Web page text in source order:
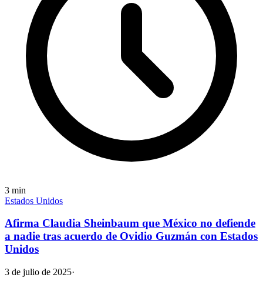
3 min
Estados Unidos
Afirma Claudia Sheinbaum que México no defiende
a nadie tras acuerdo de Ovidio Guzmán con Estados
Unidos
3 de julio de 2025·